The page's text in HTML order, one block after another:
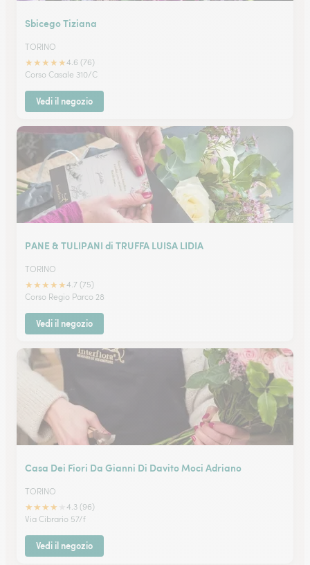
Sbicego Tiziana
TORINO
★★★★★4.6 (76)
Corso Casale 310/C
Vedi il negozio
PANE & TULIPANI di TRUFFA LUISA LIDIA
TORINO
★★★★★4.7 (75)
Corso Regio Parco 28
Vedi il negozio
Casa Dei Fiori Da Gianni Di Davito Moci Adriano
TORINO
★★★★
4.3 (96)
Via Cibrario 57/f
Vedi il negozio